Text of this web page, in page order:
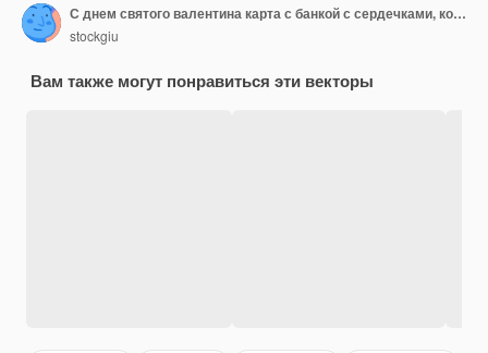
С днем святого валентина карта с банкой с сердечками, кофейная чашка
stockgiu
Вам также могут понравиться эти векторы